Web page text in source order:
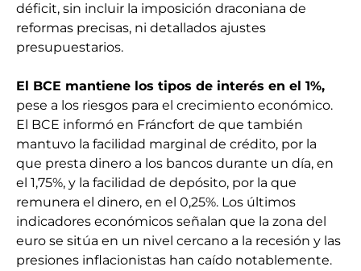
déficit, sin incluir la imposición draconiana de
reformas precisas, ni detallados ajustes
presupuestarios.
El BCE mantiene los tipos de interés en el 1%,
pese a los riesgos para el crecimiento económico.
El BCE informó en Fráncfort de que también
mantuvo la facilidad marginal de crédito, por la
que presta dinero a los bancos durante un día, en
el 1,75%, y la facilidad de depósito, por la que
remunera el dinero, en el 0,25%. Los últimos
indicadores económicos señalan que la zona del
euro se sitúa en un nivel cercano a la recesión y las
presiones inflacionistas han caído notablemente.